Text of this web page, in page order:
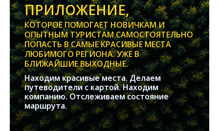
ПРИЛОЖЕНИЕ,
КОТОРОЕ ПОМОГАЕТ НОВИЧКАМ И
ОПЫТНЫМ ТУРИСТАМ САМОСТОЯТЕЛЬНО
ПОПАСТЬ В САМЫЕ КРАСИВЫЕ МЕСТА
ЛЮБИМОГО РЕГИОНА. УЖЕ В
БЛИЖАЙШИЕ ВЫХОДНЫЕ.
Находим красивые места. Делаем
путеводители с картой. Находим
компанию. Отслеживаем состояние
маршрута.